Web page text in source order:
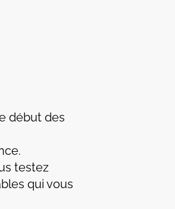
début des
testez
qui vous